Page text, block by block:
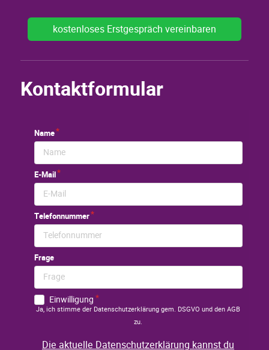
kostenloses Erstgespräch vereinbaren
Kontaktformular